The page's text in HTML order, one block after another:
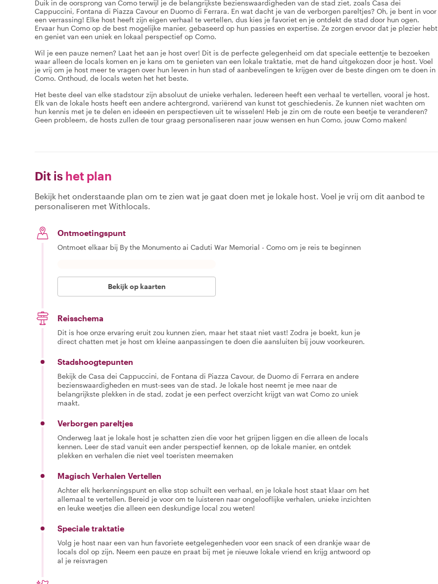
Duik in de oorsprong van Como terwijl je de belangrijkste bezienswaardigheden van de stad ziet, zoals Casa dei
Cappuccini, Fontana di Piazza Cavour en Duomo di Ferrara. En wat dacht je van de verborgen pareltjes? Oh, je bent in voor
een verrassing! Elke host heeft zijn eigen verhaal te vertellen, dus kies je favoriet en je ontdekt de stad door hun ogen.
Ervaar hun Como op de best mogelijke manier, gebaseerd op hun passies en expertise. Ze zorgen ervoor dat je plezier hebt
en geniet van een uniek en lokaal perspectief op Como.
Wil je een pauze nemen? Laat het aan je host over! Dit is de perfecte gelegenheid om dat speciale eettentje te bezoeken
waar alleen de locals komen en je kans om te genieten van een lokale traktatie, met de hand uitgekozen door je host. Voel
je vrij om je host meer te vragen over hun leven in hun stad of aanbevelingen te krijgen over de beste dingen om te doen in
Como. Onthoud, de locals weten het het beste.
Het beste deel van elke stadstour zijn absoluut de unieke verhalen. Iedereen heeft een verhaal te vertellen, vooral je host.
Elk van de lokale hosts heeft een andere achtergrond, variërend van kunst tot geschiedenis. Ze kunnen niet wachten om
hun kennis met je te delen en ideeën en perspectieven uit te wisselen! Heb je zin om de route een beetje te veranderen?
Geen probleem, de hosts zullen de tour graag personaliseren naar jouw wensen en hun Como, jouw Como maken!
Dit is het plan
Bekijk het onderstaande plan om te zien wat je gaat doen met je lokale host. Voel je vrij om dit aanbod te
personaliseren met Withlocals.
Ontmoetingspunt
Ontmoet elkaar bij By the Monumento ai Caduti War Memorial - Como om je reis te beginnen
Bekijk op kaarten
Reisschema
Dit is hoe onze ervaring eruit zou kunnen zien, maar het staat niet vast! Zodra je boekt, kun je
direct chatten met je host om kleine aanpassingen te doen die aansluiten bij jouw voorkeuren.
Stadshoogtepunten
Bekijk de Casa dei Cappuccini, de Fontana di Piazza Cavour, de Duomo di Ferrara en andere
bezienswaardigheden en must-sees van de stad. Je lokale host neemt je mee naar de
belangrijkste plekken in de stad, zodat je een perfect overzicht krijgt van wat Como zo uniek
maakt.
Verborgen pareltjes
Onderweg laat je lokale host je schatten zien die voor het grijpen liggen en die alleen de locals
kennen. Leer de stad vanuit een ander perspectief kennen, op de lokale manier, en ontdek
plekken en verhalen die niet veel toeristen meemaken
Magisch Verhalen Vertellen
Achter elk herkenningspunt en elke stop schuilt een verhaal, en je lokale host staat klaar om het
allemaal te vertellen. Bereid je voor om te luisteren naar ongelooflijke verhalen, unieke inzichten
en leuke weetjes die alleen een deskundige local zou weten!
Speciale traktatie
Volg je host naar een van hun favoriete eetgelegenheden voor een snack of een drankje waar de
locals dol op zijn. Neem een pauze en praat bij met je nieuwe lokale vriend en krijg antwoord op
al je reisvragen